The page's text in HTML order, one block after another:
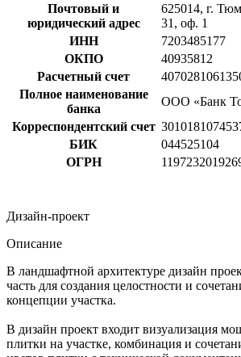
Почтовый и
юридический адрес
625014, г.
31, оф. 1
ИНН
7203485177
ОКПО
40935812
Расчетный счет
Полное наименование
банка
ООО «Банк
Корреспондентский счет
БИК
044525104
ОГРН
Дизайн-проект
Описание
В ландшафтной архитектуре дизайн
часть для создания целостности и
концепции участка.
В дизайн проект входит визуализация
плитки на участке, комбинация и